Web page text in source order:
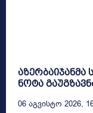
ნოტა
06 Აგვისტო 2026,